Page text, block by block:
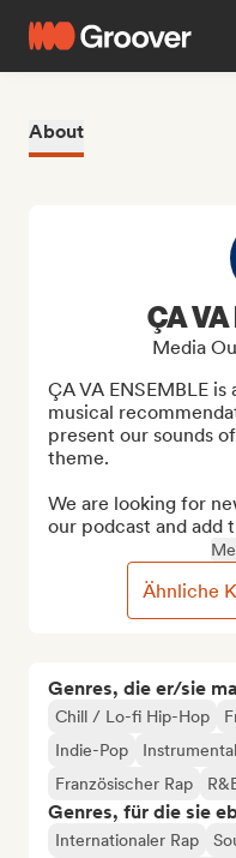
About
Genres, die er/sie
Chill / Lo-fi Hip-Hop
Indie-Pop
Französischer Rap
Genres, für die sie
Internationaler Rap
ÇA
Media
ÇA VA ENSEMBLE
musical
present our sounds
theme.
We are looking for
our podcast and add
Ähnliche